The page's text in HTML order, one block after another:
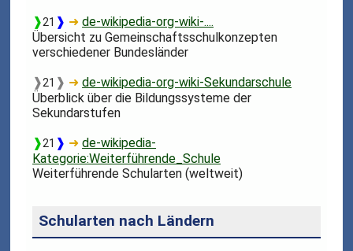
❱21 ❱ ➜de-wikipedia-org-wiki-....
Übersicht zu Gemeinschaftsschulkonzepten
verschiedener Bundesländer
❱21 ❱ ➜de-wikipedia-org-wiki-Sekundarschule
Überblick über die Bildungssysteme der
Sekundarstufen
❱21 ❱ ➜de-wikipedia-
Kategorie:Weiterführende_Schule
Weiterführende Schularten (weltweit)
Schularten nach Ländern